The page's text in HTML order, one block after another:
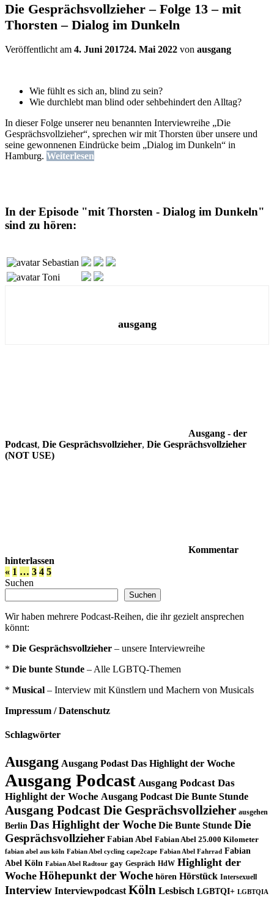
Die Gesprächsvollzieher – Folge 13 – mit
Thorsten – Dialog im Dunkeln
Veröffentlicht am 4. Juni 201724. Mai 2022 von ausgang
Wie fühlt es sich an, blind zu sein?
Wie durchlebt man blind oder sehbehindert den Alltag?
In dieser Folge unserer neu benannten Interviewreihe „Die
Gesprächsvollzieher“, sprechen wir mit Thorsten über unsere und
seine gewonnenen Eindrücke beim „Dialog im Dunkeln“ in
Hamburg. Weiterlesen
In der Episode "mit Thorsten - Dialog im Dunkeln"
sind zu hören:
Sebastian
Toni
ausgang
Ausgang - der
Podcast, Die Gesprächsvollzieher, Die Gesprächsvollzieher
(NOT USE)
Kommentar
hinterlassen
Seitennummerierung
der
Beiträge
«Vorherige
Beiträge
1 … 3 4 5
Suchen
Suchen
Wir haben mehrere Podcast-Reihen, die ihr gezielt ansprechen
könnt:
* Die Gesprächsvollzieher – unsere Interviewreihe
* Die bunte Stunde – Alle LGBTQ-Themen
* Musical – Interview mit Künstlern und Machern von Musicals
Impressum / Datenschutz
Schlagwörter
Ausgang Ausgang Podast Das Highlight der Woche
Ausgang Podcast Ausgang Podcast Das
Highlight der Woche Ausgang Podcast Die Bunte Stunde
Ausgang Podcast Die Gesprächsvollzieher ausgehen
Berlin Das Highlight der Woche Die Bunte Stunde Die
Gesprächsvollzieher Fabian Abel Fabian Abel 25.000 Kilometer
fabian abel aus köln Fabian Abel cycling cape2cape Fabian Abel Fahrrad Fabian
Abel Köln Fabian Abel Radtour gay Gespräch HdW Highlight der
Woche Höhepunkt der Woche hören Hörstück Intersexuell
Interview Interviewpodcast Köln Lesbisch LGBTQI+ LGBTQIA